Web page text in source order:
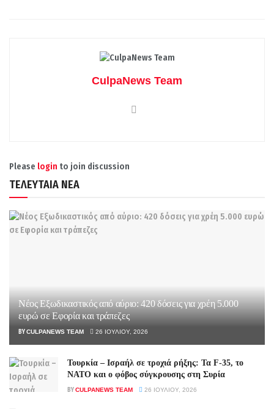
CulpaNews Team
Please login to join discussion
ΤΕΛΕΥΤΑΙΑ ΝΕΑ
Νέος Εξωδικαστικός από αύριο: 420 δόσεις για χρέη 5.000
ευρώ σε Εφορία και τράπεζες
BYCULPANEWS TEAM 26 ΙΟΥΛΊΟΥ, 2026
Τουρκία – Ισραήλ σε τροχιά ρήξης: Τα F-35, το
ΝΑΤΟ και ο φόβος σύγκρουσης στη Συρία
BYCULPANEWS TEAM 26 ΙΟΥΛΊΟΥ, 2026